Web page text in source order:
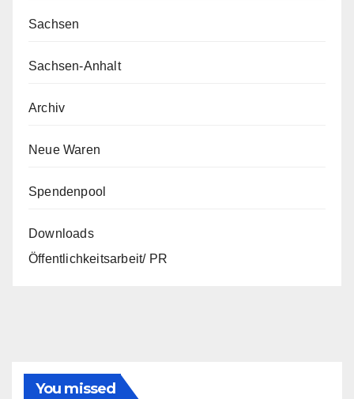
Sachsen
Sachsen-Anhalt
Archiv
Neue Waren
Spendenpool
Downloads
Öffentlichkeitsarbeit/ PR
You missed